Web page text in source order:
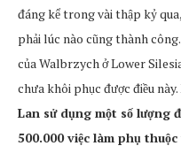
đáng kể trong vài thập kỷ
phải lúc nào cũng thành
của Walbrzych ở Lower
chưa khôi phục được điều này.
Lan sử dụng một số lượng
500.000 việc làm phụ